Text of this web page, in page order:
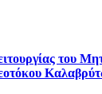
του